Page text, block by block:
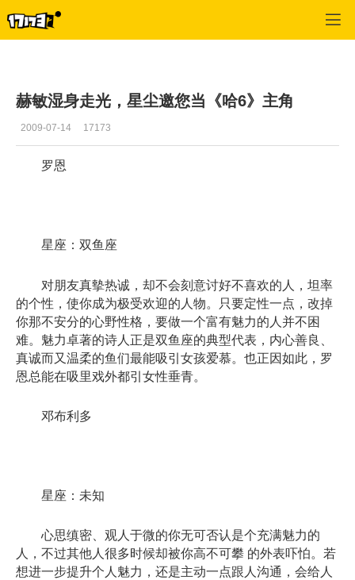
赫敏湿身走光，星尘邀您当《哈6》主角
2009-07-14 17173
罗恩
星座：双鱼座
对朋友真摰热诚，却不会刻意讨好不喜欢的人，坦率
的个性，使你成为极受欢迎的人物。只要定性一点，改掉
你那不安分的心野性格，要做一个富有魅力的人并不困
难。魅力卓著的诗人正是双鱼座的典型代表，内心善良、
真诚而又温柔的鱼们最能吸引女孩爱慕。也正因如此，罗
恩总能在吸里戏外都引女性垂青。
邓布利多
星座：未知
心思缜密、观人于微的你无可否认是个充满魅力的
人，不过其他人很多时候却被你高不可攀 的外表吓怕。若
想进一步提升个人魅力，还是主动一点跟人沟通，会给人